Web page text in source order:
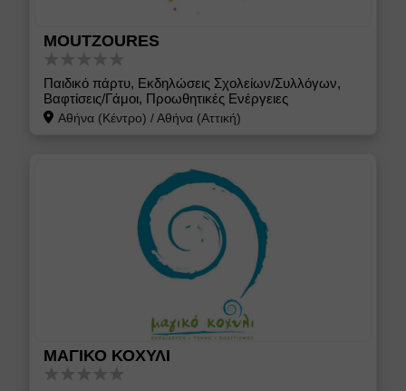
MOUTZOURES
Παιδικό πάρτυ, Εκδηλώσεις Σχολείων/Συλλόγων,
Βαφτίσεις/Γάμοι, Προωθητικές Ενέργειες
Αθήνα (Κέντρο) /Αθήνα (Αττική)
ΜΑΓΙΚΟ ΚΟΧΥΛΙ